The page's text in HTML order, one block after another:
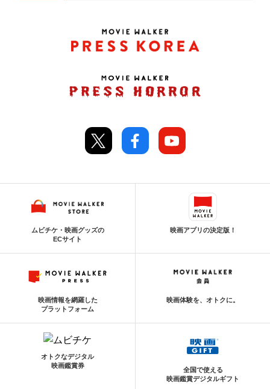
ムビチケ・映画グッズの
ECサイト
映画アプリの決定版！
映画情報を網羅した
プラットフォーム
映画体験を、オトクに。
オトクなデジタル
映画鑑賞券
全国で使える
映画鑑賞デジタルギフト